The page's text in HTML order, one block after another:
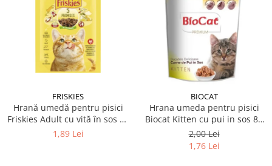
FRISKIES
Hrană umedă pentru pisici
Friskies Adult cu vită în sos 85
gr
1,89 Lei
BIOCAT
Hrana umeda pentru pisici
Biocat Kitten cu pui in sos 85
gr
2,00 Lei
1,76 Lei